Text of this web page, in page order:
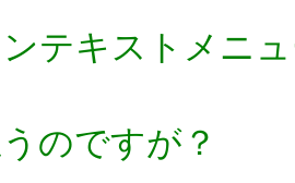
テキストメニュ
のですが？